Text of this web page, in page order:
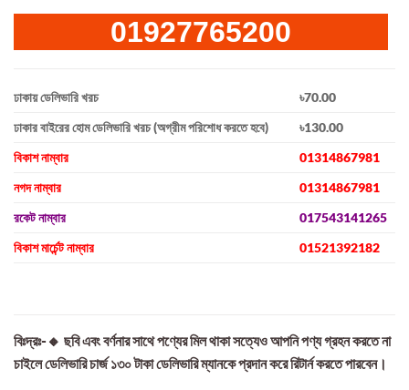
01927765200
ঢাকায় ডেলিভারি খরচ
৳70.00
ঢাকার বাইরের হোম ডেলিভারি খরচ (অগ্রীম পরিশোধ করতে হবে)
৳130.00
বিকাশ নাম্বার
01314867981
নগদ নাম্বার
01314867981
রকেট নাম্বার
017543141265
বিকাশ মার্চেন্ট নাম্বার
01521392182
বিঃদ্রঃ-🔸 ছবি এবং বর্ণনার সাথে পণ্যের মিল থাকা সত্যেও আপনি পণ্য গ্রহন করতে না
চাইলে ডেলিভারি চার্জ ১৩০ টাকা ডেলিভারি ম্যানকে প্রদান করে রিটার্ন করতে পারবেন।